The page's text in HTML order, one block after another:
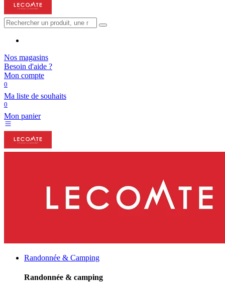
Nos magasins
Besoin d'aide ?
Mon compte
0
Ma liste de souhaits
0
Mon panier
Randonnée & Camping
Randonnée & camping